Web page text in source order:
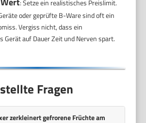
: Setze ein realistisches Preislimit.
oder geprüfte B-Ware sind oft ein
Vergiss nicht, dass ein
Gerät auf Dauer Zeit und Nerven spart.
Fragen
zerkleinert gefrorene Früchte am